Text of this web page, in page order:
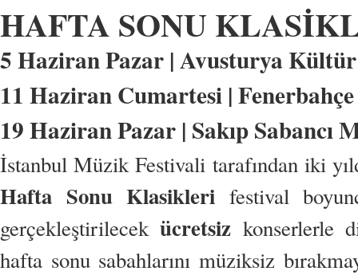
HAFTA SONU
5 Haziran Pazar |Avusturya
11 Haziran Cumartesi | Fenerbahçe
19 Haziran Pazar | Sakıp Sabancı
İstanbul Müzik Festivali tarafından iki
Hafta Sonu Klasikleri festival
gerçekleştirilecekücretsiz konserlerle
hafta sonu sabahlarını müziksiz